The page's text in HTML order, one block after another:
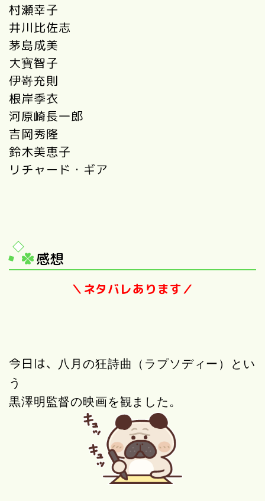
村瀬幸子
井川比佐志
茅島成美
大寶智子
伊嵜充則
根岸季衣
河原崎長一郎
吉岡秀隆
鈴木美恵子
リチャード・ギア
感想
＼ネタバレあります／
今日は、
八月の狂詩曲（ラプソディー）とい
う
黒澤明監督の映画を観ました。